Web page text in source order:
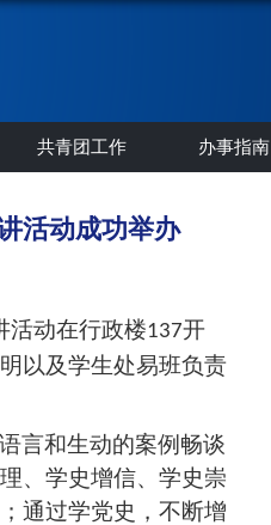
共青团工作 办事指南
活动成功举办
活动在行政楼137开
以及学生处易班负责
言和生动的案例畅谈
、学史增信、学史崇
通过学党史，不断增